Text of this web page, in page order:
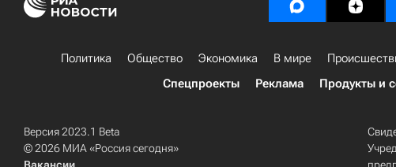
Политика Общество Экономика В мире
Спецпроекты
Реклама Продукты и
Версия 2023.1 Beta
© 2026 МИА «Россия сегодня»